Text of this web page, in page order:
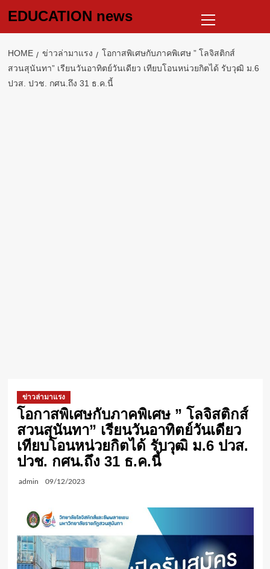
EDUCATION news
Menu
HOME ข่าวล่ามาแรง
โอกาสพิเศษกับภาคพิเศษ ” โลจิสติกส์
สวนสุนันทา” เรียนวันอาทิตย์วันเดียว เทียบโอนหน่วยกิตได้ รับวุฒิ ม.6
ปวส. ปวช. กศน.ถึง 31 ธ.ค.นี้
ข่าวล่ามาแรง
โอกาสพิเศษกับภาคพิเศษ ” โลจิสติกส์
สวนสุนันทา” เรียนวันอาทิตย์วันเดียว
เทียบโอนหน่วยกิตได้ รับวุฒิ ม.6 ปวส.
ปวช. กศน.ถึง 31 ธ.ค.นี้
admin 09/12/2023